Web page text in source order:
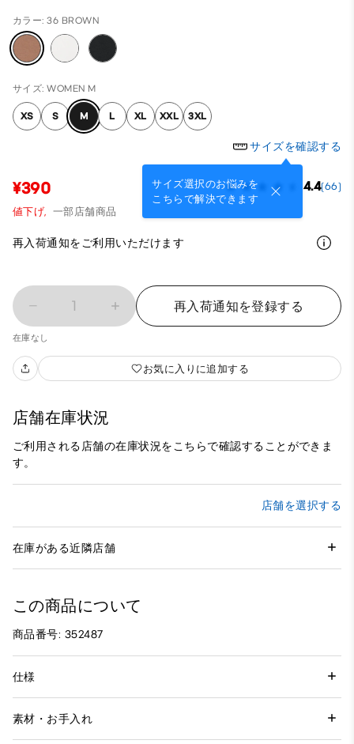
カラー: 36 BROWN
サイズ: WOMEN M
XS S M L XL XXL 3XL
サイズを確認する
サイズ選択のお悩みを
こちらで解決できます
¥390 4.4(66)
値下げ, 一部店舗商品
再入荷通知をご利用いただけます
1 再入荷通知を登録する
在庫なし
お気に入りに追加する
店舗在庫状況
ご利用される店舗の在庫状況をこちらで確認することができま
す。
店舗を選択する
在庫がある近隣店舗
この商品について
商品番号: 352487
仕様
素材・お手入れ